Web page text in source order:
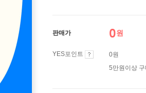
판매가 0원
YES포인트
0원
5만원이상